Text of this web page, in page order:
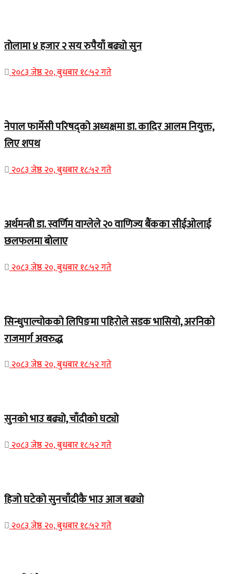
तोलामा ४ हजार २ सय रुपैयाँ बढ्यो सुन
२०८३ जेष्ठ २०, बुधबार १८:५२ गते
नेपाल फार्मेसी परिषद्को अध्यक्षमा डा. कादिर आलम नियुक्त,
लिए शपथ
२०८३ जेष्ठ २०, बुधबार १८:५२ गते
अर्थमन्त्री डा. स्वर्णिम वाग्लेले २० वाणिज्य बैंकका सीईओलाई
छलफलमा बोलाए
२०८३ जेष्ठ २०, बुधबार १८:५२ गते
सिन्धुपाल्चोकको लिपिङमा पहिरोले सडक भासियो, अरनिको
राजमार्ग अवरुद्ध
२०८३ जेष्ठ २०, बुधबार १८:५२ गते
सुनको भाउ बढ्यो, चाँदीको घट्यो
२०८३ जेष्ठ २०, बुधबार १८:५२ गते
हिजो घटेको सुनचाँदीकै भाउ आज बढ्यो
२०८३ जेष्ठ २०, बुधबार १८:५२ गते